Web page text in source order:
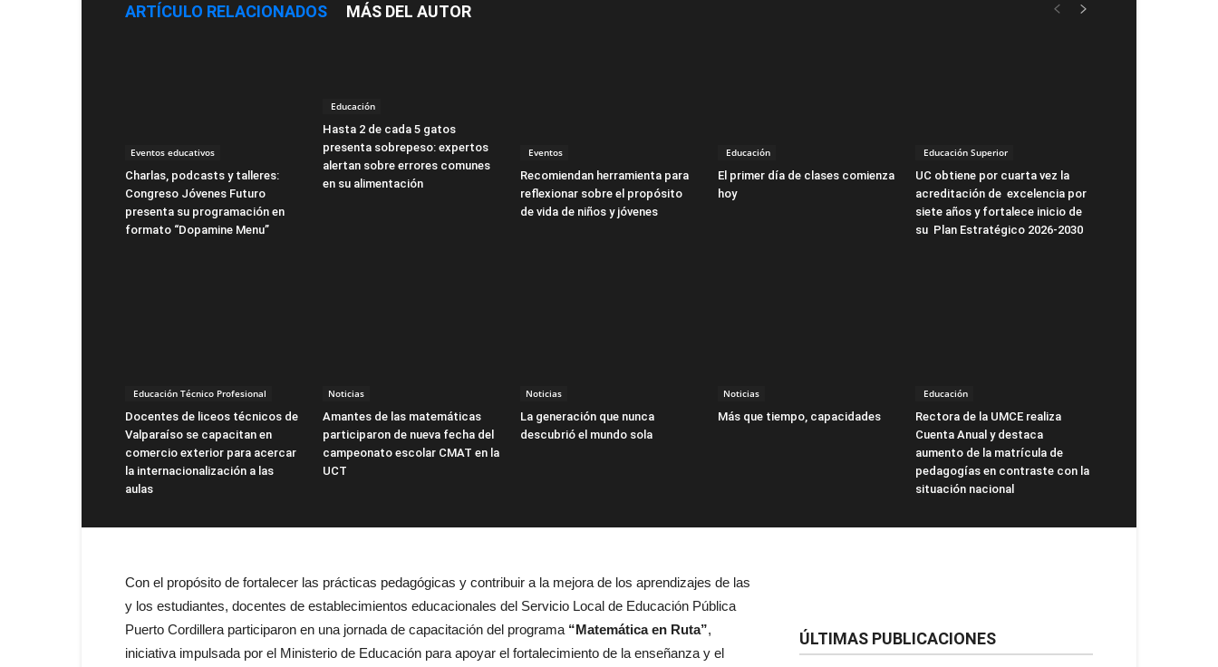
ARTÍCULO RELACIONADOS MÁS DEL AUTOR
Eventos educativos
Charlas, podcasts y talleres:
Congreso Jóvenes Futuro
presenta su programación en
formato “Dopamine Menu”
Educación
Hasta 2 de cada 5 gatos
presenta sobrepeso: expertos
alertan sobre errores comunes
en su alimentación
Eventos
Recomiendan herramienta para
reflexionar sobre el propósito
de vida de niños y jóvenes
Educación
El primer día de clases comienza
hoy
Educación Superior
UC obtiene por cuarta vez la
acreditación de excelencia por
siete años y fortalece inicio de
su Plan Estratégico 2026-2030
Educación Técnico Profesional
Docentes de liceos técnicos de
Valparaíso se capacitan en
comercio exterior para acercar
la internacionalización a las
aulas
Noticias
Amantes de las matemáticas
participaron de nueva fecha del
campeonato escolar CMAT en la
UCT
Noticias
La generación que nunca
descubrió el mundo sola
Noticias
Más que tiempo, capacidades
Educación
Rectora de la UMCE realiza
Cuenta Anual y destaca
aumento de la matrícula de
pedagogías en contraste con la
situación nacional
Con el propósito de fortalecer las prácticas pedagógicas y contribuir a la mejora de los aprendizajes de las
y los estudiantes, docentes de establecimientos educacionales del Servicio Local de Educación Pública
Puerto Cordillera participaron en una jornada de capacitación del programa “Matemática en Ruta”,
iniciativa impulsada por el Ministerio de Educación para apoyar el fortalecimiento de la enseñanza y el
ÚLTIMAS PUBLICACIONES